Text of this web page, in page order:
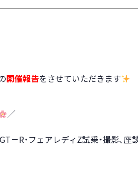
開催報告をさせていただきます
／
－R・フェアレディZ試乗・撮影、座